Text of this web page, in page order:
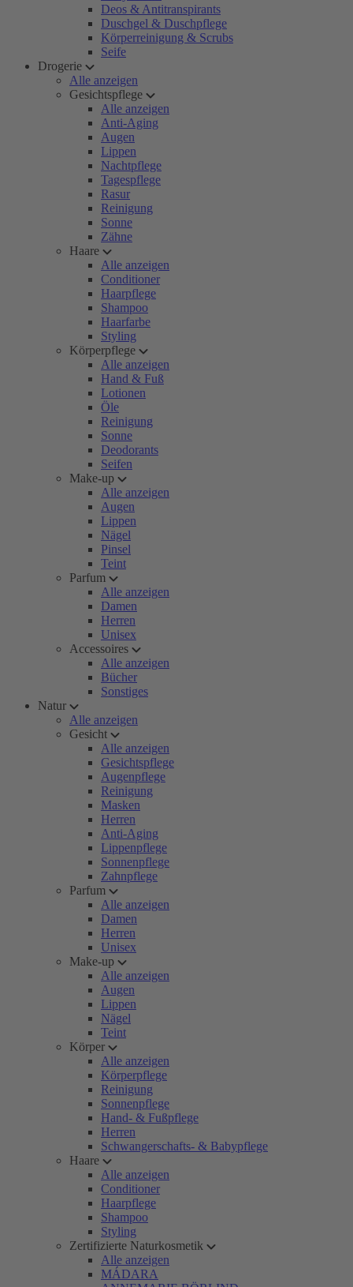
Deos & Antitranspirants
Duschgel & Duschpflege
Körperreinigung & Scrubs
Seife
Drogerie
Alle anzeigen
Gesichtspflege
Alle anzeigen
Anti-Aging
Augen
Lippen
Nachtpflege
Tagespflege
Rasur
Reinigung
Sonne
Zähne
Haare
Alle anzeigen
Conditioner
Haarpflege
Shampoo
Haarfarbe
Styling
Körperpflege
Alle anzeigen
Hand & Fuß
Lotionen
Öle
Reinigung
Sonne
Deodorants
Seifen
Make-up
Alle anzeigen
Augen
Lippen
Nägel
Pinsel
Teint
Parfum
Alle anzeigen
Damen
Herren
Unisex
Accessoires
Alle anzeigen
Bücher
Sonstiges
Natur
Alle anzeigen
Gesicht
Alle anzeigen
Gesichtspflege
Augenpflege
Reinigung
Masken
Herren
Anti-Aging
Lippenpflege
Sonnenpflege
Zahnpflege
Parfum
Alle anzeigen
Damen
Herren
Unisex
Make-up
Alle anzeigen
Augen
Lippen
Nägel
Teint
Körper
Alle anzeigen
Körperpflege
Reinigung
Sonnenpflege
Hand- & Fußpflege
Herren
Schwangerschafts- & Babypflege
Haare
Alle anzeigen
Conditioner
Haarpflege
Shampoo
Styling
Zertifizierte Naturkosmetik
Alle anzeigen
MÁDARA